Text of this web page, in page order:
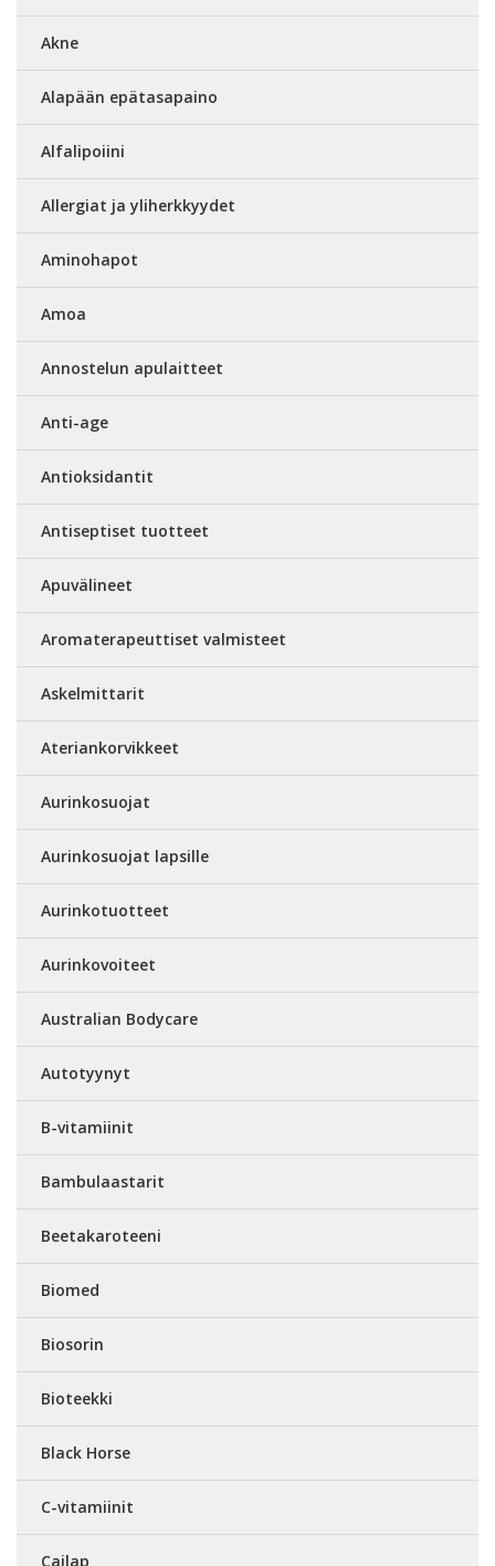
Akne
Alapään epätasapaino
Alfalipoiini
Allergiat ja yliherkkyydet
Aminohapot
Amoa
Annostelun apulaitteet
Anti-age
Antioksidantit
Antiseptiset tuotteet
Apuvälineet
Aromaterapeuttiset valmisteet
Askelmittarit
Ateriankorvikkeet
Aurinkosuojat
Aurinkosuojat lapsille
Aurinkotuotteet
Aurinkovoiteet
Australian Bodycare
Autotyynyt
B-vitamiinit
Bambulaastarit
Beetakaroteeni
Biomed
Biosorin
Bioteekki
Black Horse
C-vitamiinit
Cailap